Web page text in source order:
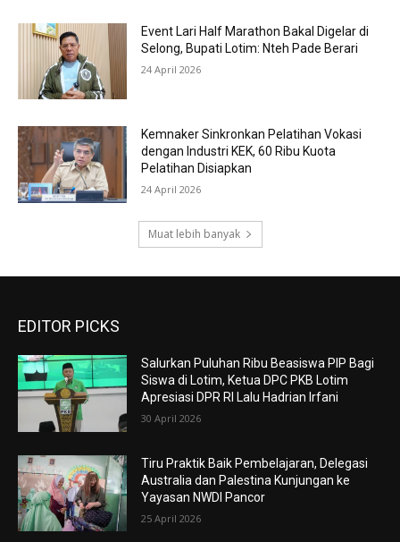
Event Lari Half Marathon Bakal Digelar di
Selong, Bupati Lotim: Nteh Pade Berari
24 April 2026
Kemnaker Sinkronkan Pelatihan Vokasi
dengan Industri KEK, 60 Ribu Kuota
Pelatihan Disiapkan
24 April 2026
Muat lebih banyak
EDITOR PICKS
Salurkan Puluhan Ribu Beasiswa PIP Bagi
Siswa di Lotim, Ketua DPC PKB Lotim
Apresiasi DPR RI Lalu Hadrian Irfani
30 April 2026
Tiru Praktik Baik Pembelajaran, Delegasi
Australia dan Palestina Kunjungan ke
Yayasan NWDI Pancor
25 April 2026